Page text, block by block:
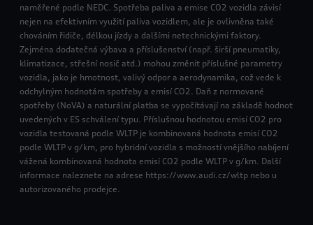
naměřené podle NEDC. Spotřeba paliva a emise CO2 vozidla závisí
nejen na efektivním využití paliva vozidlem, ale je ovlivněna také
chováním řidiče, délkou jízdy a dalšími netechnickými faktory.
Zejména dodatečná výbava a příslušenství (např. širší pneumatiky,
klimatizace, střešní nosič atd.) mohou změnit příslušné parametry
vozidla, jako je hmotnost, valivý odpor a aerodynamika, což vede k
odchylným hodnotám spotřeby a emisí CO2. Daň z normované
spotřeby (NoVA) a naturální platba se vypočítávají na základě hodnot
uvedených v ES schválení typu. Příslušnou hodnotou emisí CO2 pro
vozidla testovaná podle WLTP je kombinovaná hodnota emisí CO2
podle WLTP v g/km, pro hybridní vozidla s možností vnějšího nabíjení
vážená kombinovaná hodnota emisí CO2 podle WLTP v g/km. Další
informace naleznete na adrese https://www.audi.cz/wltp nebo u
autorizovaného prodejce.